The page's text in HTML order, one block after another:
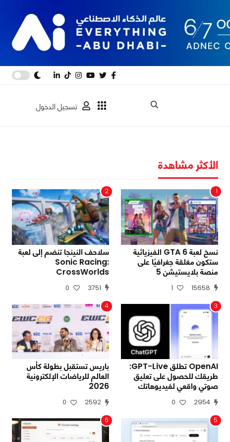
تسجيل الدخول
الأكثر مشاهدة
1
نسخ لعبة GTA 6 الفيزيائية
ستكون مغلقة جغرافيًا على
منصة بلايستيشن 5
15658
1
2
سلاحف النينجا تنضم إلى لعبة
Sonic Racing:
CrossWorlds
3751
0
3
OpenAI تطلق GPT-Live:
طريقك للحصول على تعليق
صوتي واقعي لفيديوهاتك
2954
0
4
باريس تستقبل بطولة كأس
العالم للرياضات الإلكترونية
2026
2592
0
5
6